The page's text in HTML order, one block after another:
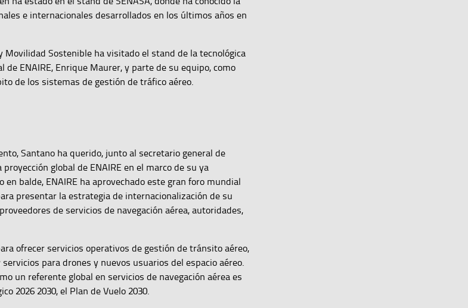
e internacionales desarrollados en los últimos años en
Movilidad Sostenible ha visitado el stand de la tecnológica
de ENAIRE, Enrique Maurer, y parte de su equipo, como
de los sistemas de gestión de tráfico aéreo.
Santano ha querido, junto al secretario general de
global de ENAIRE en el marco de su ya
balde, ENAIRE ha aprovechado este gran foro mundial
presentar la estrategia de internacionalización de su
de servicios de navegación aérea, autoridades,
ofrecer servicios operativos de gestión de tránsito aéreo,
para drones y nuevos usuarios del espacio aéreo.
un referente global en servicios de navegación aérea es
2026 2030, el Plan de Vuelo 2030.